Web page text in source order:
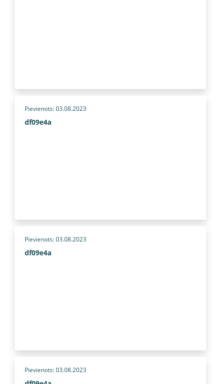
Pievienots: 03.08.2023
df09e4a
Pievienots: 03.08.2023
df09e4a
Pievienots: 03.08.2023